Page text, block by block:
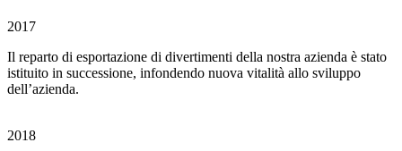
2017
Il reparto di esportazione di divertimenti della nostra azienda è stato
istituito in successione, infondendo nuova vitalità allo sviluppo
dell’azienda.
2018